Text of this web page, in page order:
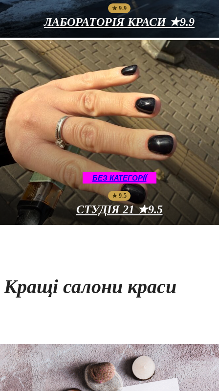
★ 9.9
ЛАБОРАТОРІЯ КРАСИ ★9.9
БЕЗ КАТЕГОРІЇ
★ 9.5
СТУДІЯ 21 ★9.5
Кращі салони краси